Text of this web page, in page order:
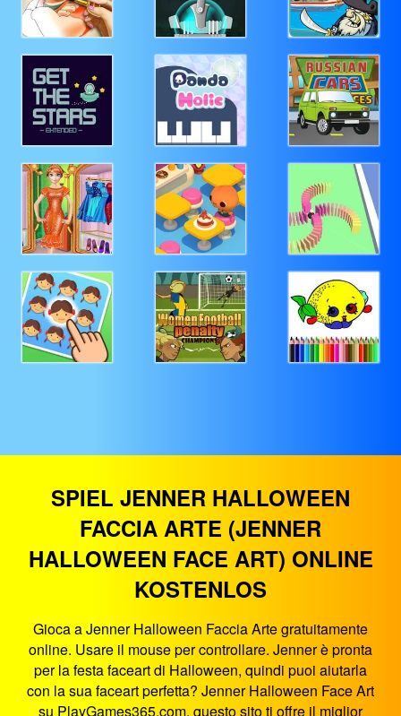
SPIEL JENNER HALLOWEEN
FACCIA ARTE (JENNER
HALLOWEEN FACE ART) ONLINE
KOSTENLOS
Gioca a Jenner Halloween Faccia Arte gratuitamente
online. Usare il mouse per controllare. Jenner è pronta
per la festa faceart di Halloween, quindi puoi aiutarla
con la sua faceart perfetta? Jenner Halloween Face Art
su PlayGames365.com, questo sito ti offre il miglior